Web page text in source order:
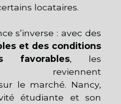
locataires.
s’inverse : avec des
et des conditions
favorables, les
reviennent
le marché. Nancy,
étudiante et son